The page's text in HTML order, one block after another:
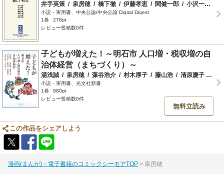
井手英策 / 泉房穂 / 橋下徹 / 伊藤孝恵 / 関健一郎 / 小沢一郎
小説・実用書、中央公論/中央公論 Digital Digest
1巻
278pt
レビュー投稿数0件
子どもが増えた！～明石市 人口増・税収増の自
治体経営（まちづくり）～
湯浅誠 / 泉房穂 / 藻谷浩介 / 村木厚子 / 藤山浩 / 清原慶子 / 北
小説・実用書、光文社新書
1巻
980pt
レビュー投稿数0件
無料立読み
この作品をシェアしよう
漫画(まんが)・電子書籍のコミックシーモアTOP 泉房穂